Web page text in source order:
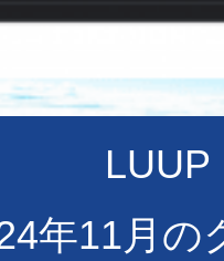
LUUP
年11月の